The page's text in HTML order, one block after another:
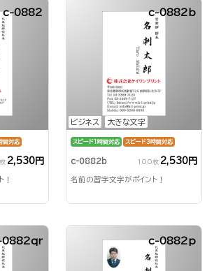
c-0882
間対応
2,530円
！
ビジネス 大きな文字
c-0882b
スピード1時間対応 スピード3時間対応
c-0882b 100枚 2,530円
名前の習字文字がポイント！
0882qr c-0882p